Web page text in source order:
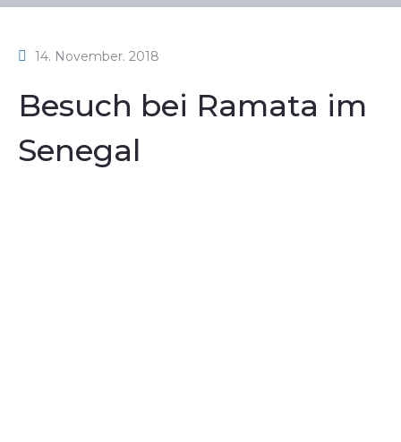
14. November. 2018
Besuch bei Ramata im
Senegal